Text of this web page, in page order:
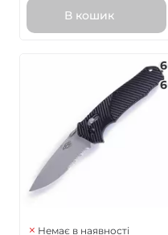
В кошик
6
6
Немає в наявності